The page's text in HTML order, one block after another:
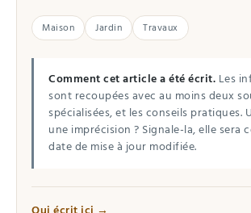
Maison Jardin Travaux
Comment cet article a été écrit. Les
sont recoupées avec au moins deux
spécialisées, et les conseils pratiques.
une imprécision ? Signale-la, elle sera
date de mise à jour modifiée.